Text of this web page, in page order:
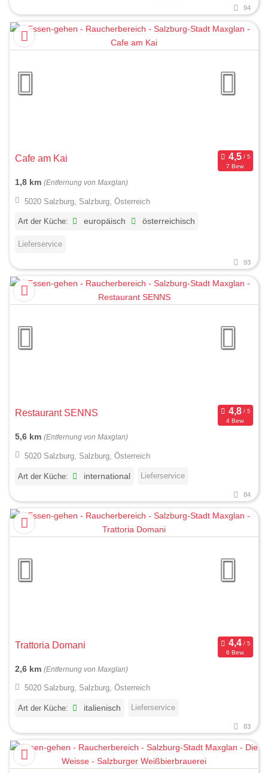
94
Cafe am Kai
7 Bew.
1,8 km (Entfernung von Maxglan)
5020 Salzburg, Salzburg, Österreich
Art der Küche: europäisch österreichisch
Lieferservice
93
Restaurant SENNS
4 Bew.
5,6 km (Entfernung von Maxglan)
5020 Salzburg, Salzburg, Österreich
Art der Küche: international Lieferservice
84
Trattoria Domani
6 Bew.
2,6 km (Entfernung von Maxglan)
5020 Salzburg, Salzburg, Österreich
Art der Küche: italienisch Lieferservice
83